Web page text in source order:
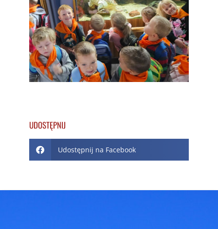
UDOSTĘPNIJ
Udostępnij na Facebook